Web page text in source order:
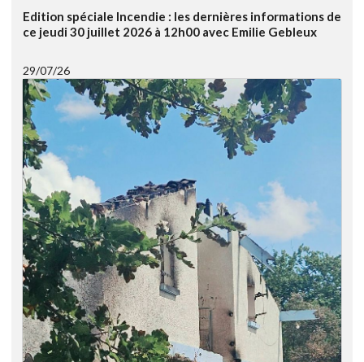
Edition spéciale Incendie : les dernières informations de
ce jeudi 30 juillet 2026 à 12h00 avec Emilie Gebleux
29/07/26